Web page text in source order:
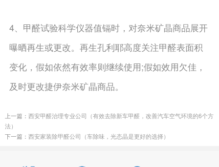
4、甲醛试验科学仪器值镉时，对奈米矿晶商品展开
曝晒再生或更改。再生孔利耶高度关注甲醛表面积
变化，假如依然有效率则继续使用;假如效用欠佳，
及时更改捷伊奈米矿晶商品。
上一篇： 西安甲醛治理专业公司（有效去除新车甲醛，改善汽车空气环境的6个方
法）
下一篇： 西安家装除甲醛公司（车除味，光态晶是更好的选择）